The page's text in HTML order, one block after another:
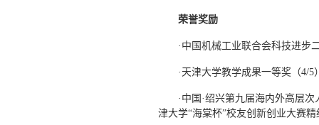
荣誉奖励
·中国机械工业联合会科技进步
·天津大学教学成果一等奖（4/5
·中国·绍兴第九届海内外高层
津大学“海棠杯”校友创新创业大赛